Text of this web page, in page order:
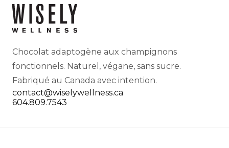
Chocolat adaptogène aux champignons
fonctionnels. Naturel, végane, sans sucre.
Fabriqué au Canada avec intention.
contact@wiselywellness.ca
604.809.7543